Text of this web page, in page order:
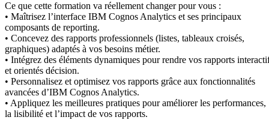
Ce que cette formation va réellement changer pour vous :
• Maîtrisez l’interface IBM Cognos Analytics et ses principaux
composants de reporting.
• Concevez des rapports professionnels (listes, tableaux croisés,
graphiques) adaptés à vos besoins métier.
• Intégrez des éléments dynamiques pour rendre vos rapports
et orientés décision.
• Personnalisez et optimisez vos rapports grâce aux fonctionnalités
avancées d’IBM Cognos Analytics.
• Appliquez les meilleures pratiques pour améliorer les performances,
la lisibilité et l’impact de vos rapports.